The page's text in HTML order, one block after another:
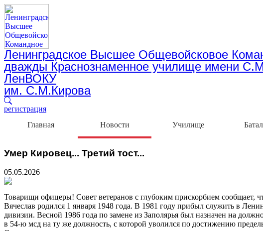
Ленинградское Высшее Общевойсковое
дважды Краснознаменное училище имени
ЛенВОКУ
им. С.М.Кирова
регистрация
Главная
Новости Училище
Умер Кировец... Третий тост...
05.05.2026
Товарищи офицеры! Совет ветеранов с глубоким прискорбием сообщает,
Вячеслав родился 1 января 1948 года. В 1981 году прибыл служить в
дивизии. Весной 1986 года по замене из Заполярья был назначен на
в 54-ю мсд на ту же должность, с которой уволился по достижению